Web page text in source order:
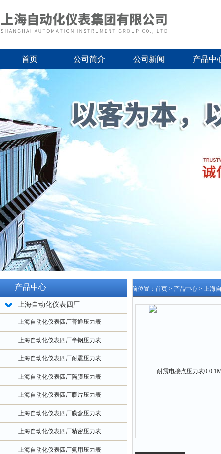
首页 公司简介 公司新闻 产品中
产品中心
上海自动化仪表四厂
上海自动化仪表四厂普通压力表
上海自动化仪表四厂半钢压力表
上海自动化仪表四厂耐震压力表
上海自动化仪表四厂隔膜压力表
上海自动化仪表四厂膜片压力表
上海自动化仪表四厂膜盒压力表
上海自动化仪表四厂精密压力表
上海自动化仪表四厂氨用压力表
当前位置： 首页 > 产品中心 > 上海